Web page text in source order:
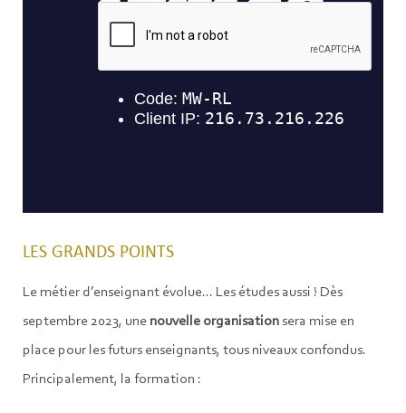
LES GRANDS POINTS
Le métier d’enseignant évolue... Les études aussi ! Dès
septembre 2023, une nouvelle organisation sera mise en
place pour les futurs enseignants, tous niveaux confondus.
Principalement, la formation :